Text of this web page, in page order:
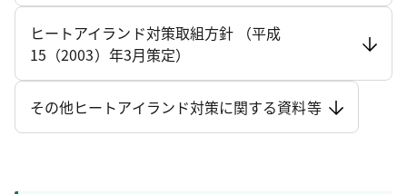
ヒートアイランド対策取組方針 （平成
15（2003）年3月策定）
その他ヒートアイランド対策に関する資料等